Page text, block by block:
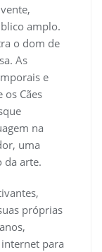
amplo.
o dom de
As
e
Cães
na
uma
da arte.
próprias
para